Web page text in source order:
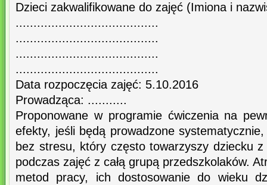
Dzieci zakwalifikowane do zajęć (Imiona i
........................................
........................................
........................................
........................................
Data rozpoczęcia zajęć: 5.10.2016
Prowadząca: ...........
Proponowane w programie ćwiczenia na
efekty, jeśli będą prowadzone
bez stresu, który często towarzyszy dziecku
podczas zajęć z całą grupą przedszkolaków.
metod pracy, ich dostosowanie do wieku